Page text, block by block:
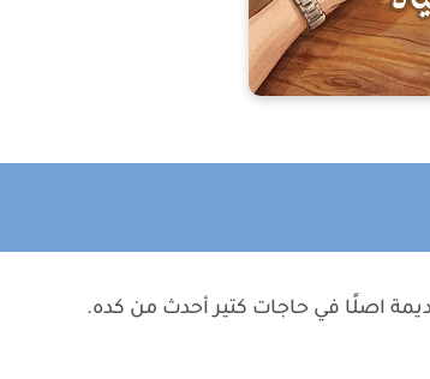
اصلًا في حاجات كتير أحدث من كده.